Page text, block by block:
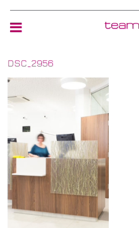
TEAM
REFERENZEN
ÖKOLOGIE
KONTAKT
DSC_2956